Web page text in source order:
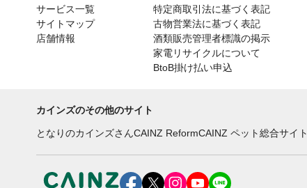
サービス一覧
サイトマップ
店舗情報
特定商取引法に基づく表記
古物営業法に基づく表記
酒類販売管理者標識の掲示
家電リサイクルについて
BtoB掛け払い申込
カインズのその他のサイト
となりのカインズさんCAINZ ReformCAINZ ペット総合サイト